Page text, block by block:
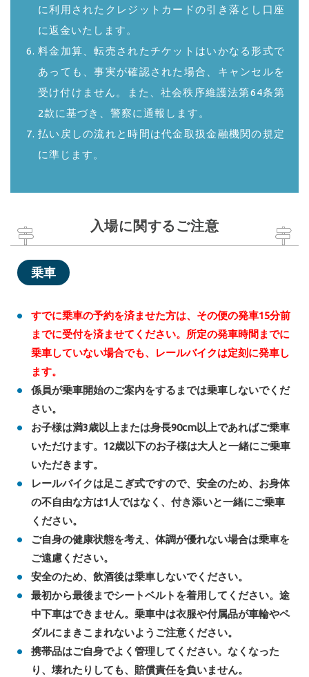
に利用されたクレジットカードの引き落とし口座
に返金いたします。
料金加算、転売されたチケットはいかなる形式で
あっても、事実が確認された場合、キャンセルを
受け付けません。また、社会秩序維護法第64条第
2款に基づき、警察に通報します。
払い戻しの流れと時間は代金取扱金融機関の規定
に準じます。
入場に関するご注意
乗車
すでに乗車の予約を済ませた方は、その便の発車15分前
までに受付を済ませてください。所定の発車時間までに
乗車していない場合でも、レールバイクは定刻に発車し
ます。
係員が乗車開始のご案内をするまでは乗車しないでくだ
さい。
お子様は満3歳以上または身長90cm以上であればご乗車
いただけます。12歳以下のお子様は大人と一緒にご乗車
いただきます。
レールバイクは足こぎ式ですので、安全のため、お身体
の不自由な方は1人ではなく、付き添いと一緒にご乗車
ください。
ご自身の健康状態を考え、体調が優れない場合は乗車を
ご遠慮ください。
安全のため、飲酒後は乗車しないでください。
最初から最後までシートベルトを着用してください。途
中下車はできません。乗車中は衣服や付属品が車輪やペ
ダルにまきこまれないようご注意ください。
携帯品はご自身でよく管理してください。なくなった
り、壊れたりしても、賠償責任を負いません。